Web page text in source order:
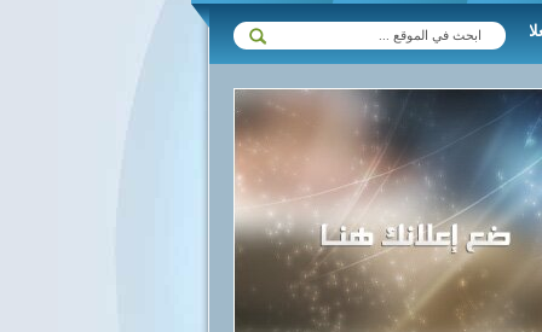
الرئيس السيسي يؤكد استعداد زيمبابوي في مختلف المجالات ...